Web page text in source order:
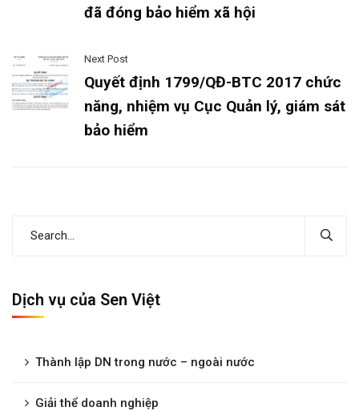
đã đóng bảo hiểm xã hội
Next Post
Quyết định 1799/QĐ-BTC 2017 chức
năng, nhiệm vụ Cục Quản lý, giám sát
bảo hiểm
Dịch vụ của Sen Việt
Thành lập DN trong nước – ngoài nước
Giải thể doanh nghiệp